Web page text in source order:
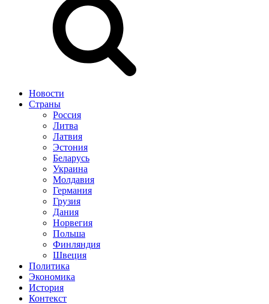
Новости
Страны
Россия
Литва
Латвия
Эстония
Беларусь
Украина
Молдавия
Германия
Грузия
Дания
Норвегия
Польша
Финляндия
Швеция
Политика
Экономика
История
Контекст